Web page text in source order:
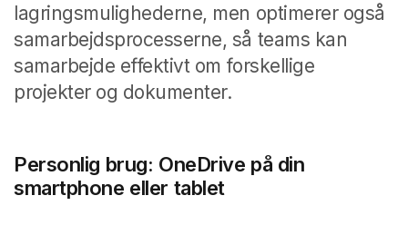
lagringsmulighederne, men optimerer også
samarbejdsprocesserne, så teams kan
samarbejde effektivt om forskellige
projekter og dokumenter.
Personlig brug: OneDrive på din
smartphone eller tablet